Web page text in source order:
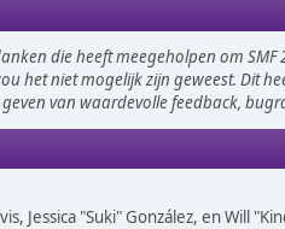
die heeft meegeholpen om
het niet mogelijk zijn geweest. Dit
van waardevolle feedback,
Jessica "Suki" González, en Will